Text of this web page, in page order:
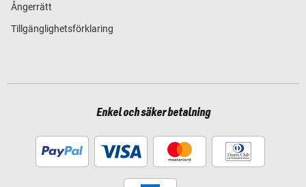
Ångerrätt
Tillgänglighetsförklaring
Enkel och säker betalning